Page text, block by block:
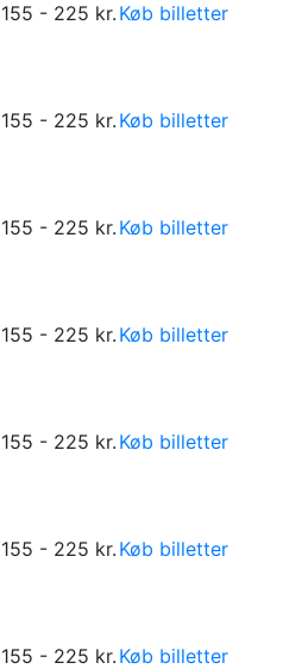
155 - 225 kr. Køb billetter
155 - 225 kr. Køb billetter
155 - 225 kr. Køb billetter
155 - 225 kr. Køb billetter
155 - 225 kr. Køb billetter
155 - 225 kr. Køb billetter
155 - 225 kr. Køb billetter